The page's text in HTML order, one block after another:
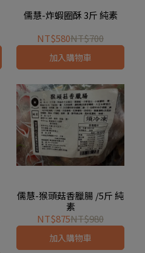
儒慧-炸蝦圈酥 3斤 純素
NT$580NT$700
加入購物車
儒慧-猴頭菇香臘腸 /5斤 純
素
NT$875NT$980
加入購物車